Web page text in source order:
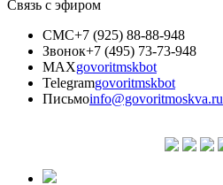
Связь с эфиром
СМС+7 (925) 88-88-948
Звонок+7 (495) 73-73-948
MAXgovoritmskbot
Telegramgovoritmskbot
Письмоinfo@govoritmoskva.ru